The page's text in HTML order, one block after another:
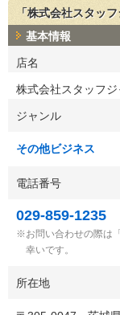
「株式会社スタッ
基本情報
店名
株式会社スタッフ
ジャンル
その他ビジネス
電話番号
029-859-1235
お問い合わせの際は
幸いです。
所在地